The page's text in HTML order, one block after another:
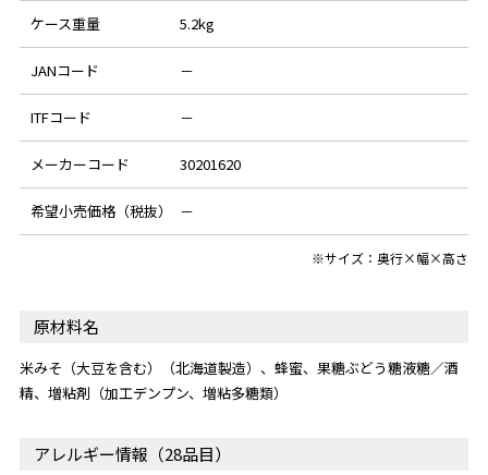
ケース重量 5.2kg
JANコード －
ITFコード －
メーカーコード 30201620
希望小売価格（税抜） －
※サイズ：奥行×幅×高さ
原材料名
米みそ（大豆を含む）（北海道製造）、蜂蜜、果糖ぶどう糖液糖／酒
精、増粘剤（加工デンプン、増粘多糖類）
アレルギー情報（28品目）